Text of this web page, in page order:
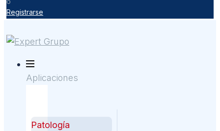
Registrarse
Aplicaciones
Patología